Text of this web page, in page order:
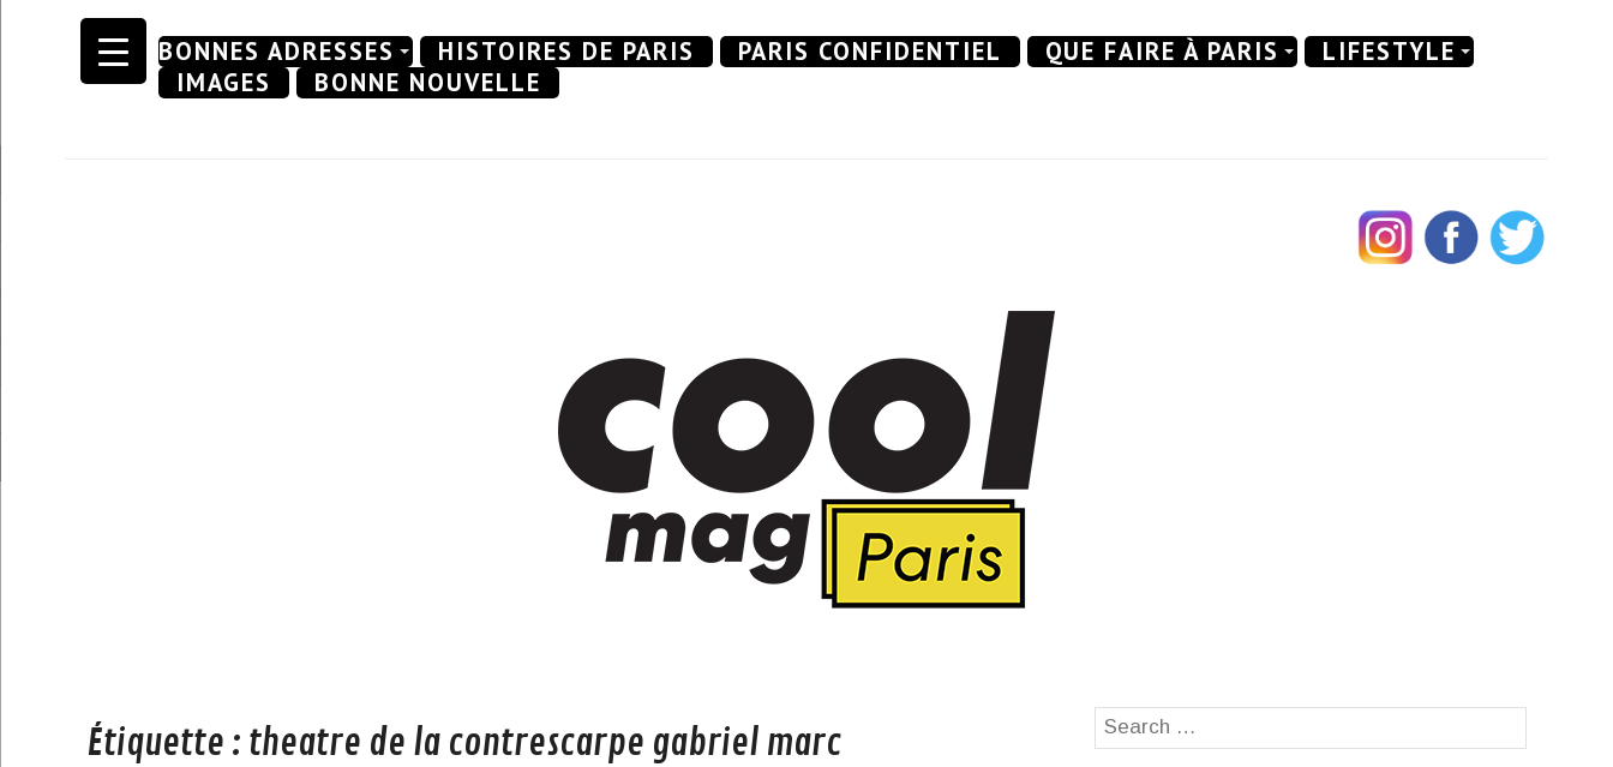
Skip
BONNES ADRESSES HISTOIRES DE PARIS PARIS CONFIDENTIEL QUE FAIRE À PARIS
LIFESTYLE
IMAGES
BONNE NOUVELLE
Étiquette : theatre de la contrescarpe gabriel marc
Search